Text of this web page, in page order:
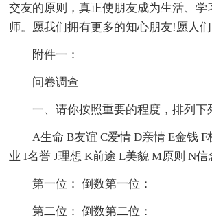
交友的原则，真正使朋友成为生活、学
师。愿我们拥有更多的知心朋友!愿人
附件一：
问卷调查
一、请你按照重要的程度，排列下
A生命 B友谊 C爱情 D亲情 E金钱 F
业 I名誉 J理想 K前途 L美貌 M原则 N信
第一位： 倒数第一位：
第二位： 倒数第二位：